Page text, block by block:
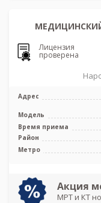
Лицензия
проверена
Адрес
Модель
Время приема
Район
Метро
Акция
МРТ и КТ